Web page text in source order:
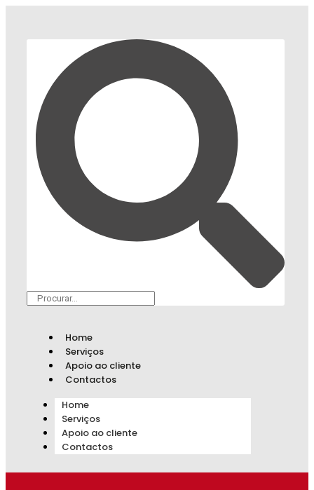
Home
Serviços
Apoio ao cliente
Contactos
Home
Serviços
Apoio ao cliente
Contactos